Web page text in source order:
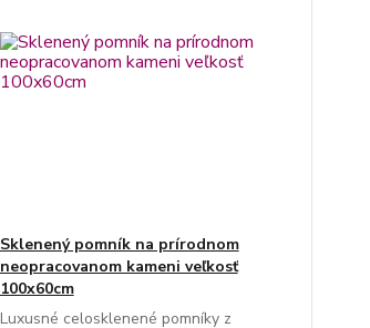
Sklenený pomník na prírodnom
neopracovanom kameni veľkosť
100x60cm
Luxusné celosklenené pomníky z